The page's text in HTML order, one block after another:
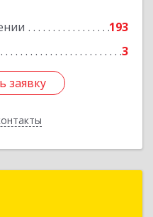
193
3
заявку
Подробнее
заявку